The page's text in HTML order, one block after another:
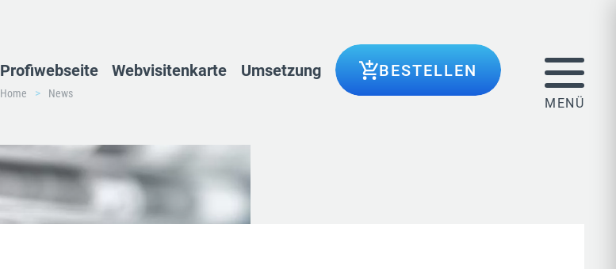
Profiwebseite Webvisitenkarte Umsetzung BESTELLEN
Home News